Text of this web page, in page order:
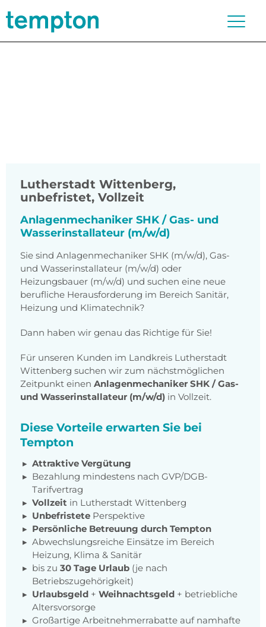
Lutherstadt Wittenberg,
unbefristet, Vollzeit
Anlagenmechaniker SHK / Gas- und
Wasserinstallateur (m/w/d)
Sie sind Anlagenmechaniker SHK (m/w/d), Gas-
und Wasserinstallateur (m/w/d) oder
Heizungsbauer (m/w/d) und suchen eine neue
berufliche Herausforderung im Bereich Sanitär,
Heizung und Klimatechnik?
Dann haben wir genau das Richtige für Sie!
Für unseren Kunden im Landkreis Lutherstadt
Wittenberg suchen wir zum nächstmöglichen
Zeitpunkt einen Anlagenmechaniker SHK / Gas-
und Wasserinstallateur (m/w/d) in Vollzeit.
Diese Vorteile erwarten Sie bei
Tempton
Attraktive Vergütung
Bezahlung mindestens nach GVP/DGB-
Tarifvertrag
Vollzeit in Lutherstadt Wittenberg
Unbefristete Perspektive
Persönliche Betreuung durch Tempton
Abwechslungsreiche Einsätze im Bereich
Heizung, Klima & Sanitär
bis zu 30 Tage Urlaub (je nach
Betriebszugehörigkeit)
Urlaubsgeld + Weihnachtsgeld + betriebliche
Altersvorsorge
Großartige Arbeitnehmerrabatte auf namhafte